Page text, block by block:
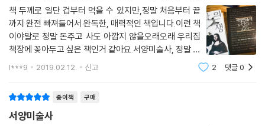
책 두께로 일단 겁부터 먹을 수 있지만,정말 처음부터 끝
까지 완전 빠져들어서 완독한, 매력적인 책입니다.이런 책
이야말로 정말 돈주고 사도 아깝지 않을오래오래 우리집
책장에 꽂아두고 싶은 책인거 같아요.서양미술사, 정말 예
술입니다.컬러로 인쇄되고, 유럽을 정말 간적접으로 다녀
l***9 2019.02.12. 신고 2 댓글0
종이책 구매
서양미술사